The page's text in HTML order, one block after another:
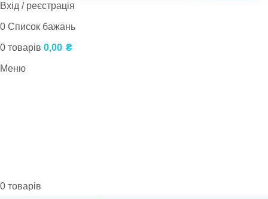
Вхід / реєстрація
0 Список бажань
0 товарів 0,00 ₴
Меню
0 товарів